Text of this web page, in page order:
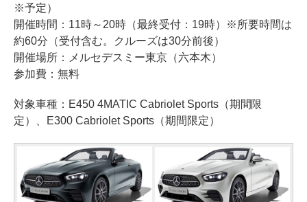
※予定）
開催時間：11時～20時（最終受付：19時）※所要時間は
約60分（受付含む。クルーズは30分前後）
開催場所：メルセデスミー東京（六本木）
参加費：無料
対象車種：E450 4MATIC Cabriolet Sports（期間限
定）、E300 Cabriolet Sports（期間限定）